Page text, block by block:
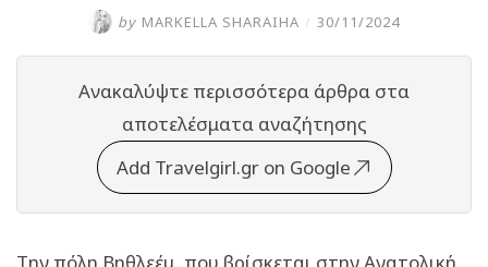
by MARKELLA SHARAIHA / 30/11/2024
Ανακαλύψτε περισσότερα άρθρα στα
αποτελέσματα αναζήτησης
Add Travelgirl.gr on Google